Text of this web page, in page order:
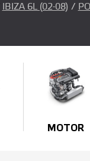
IBIZA 6L (02-08) /
MOTOR